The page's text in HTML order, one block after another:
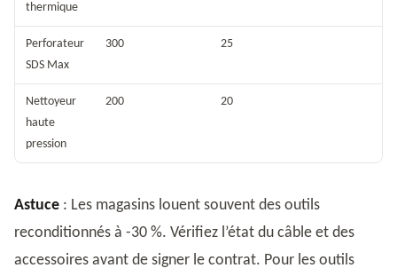
thermique
Perforateur
SDS Max
300 25
Nettoyeur
haute
pression
200 20
Astuce : Les magasins louent souvent des outils
reconditionnés à -30 %. Vérifiez l’état du câble et des
accessoires avant de signer le contrat. Pour les outils